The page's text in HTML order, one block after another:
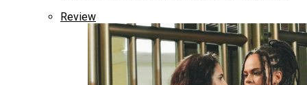
Review